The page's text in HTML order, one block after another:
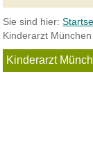
Sie sind hier:
Kinderarzt
Kinderarzt